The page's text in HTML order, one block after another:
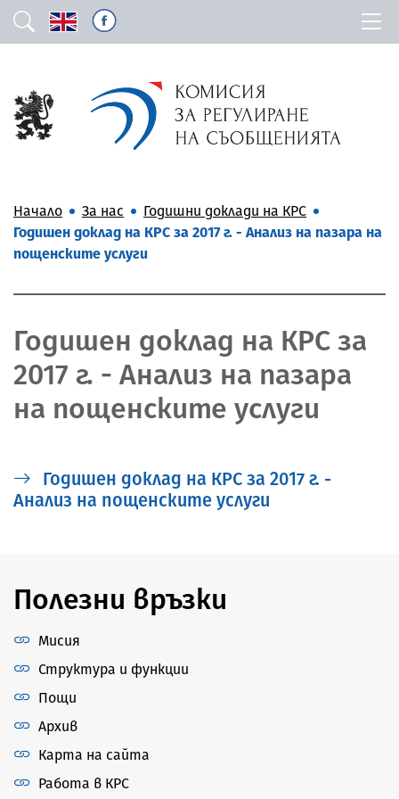
Начало За нас
Годишни доклади на КРС
Годишен доклад на КРС за 2017 г. - Анализ на пазара на
пощенските услуги
Годишен доклад на КРС за
2017 г. - Анализ на пазара
на пощенските услуги
Годишен доклад на КРС за 2017 г. -
Анализ на пощенските услуги
Полезни връзки
Мисия
Структура и функции
Пощи
Архив
Карта на сайта
Работа в КРС